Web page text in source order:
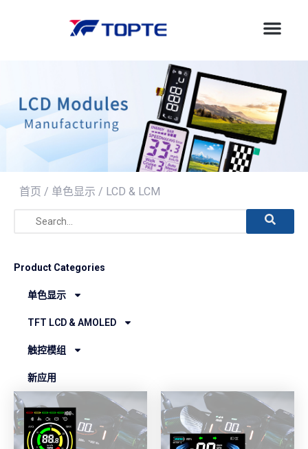
首页 / 单色显示 / LCD & LCM
Product Categories
单色显示
TFT LCD & AMOLED
触控模组
新应用